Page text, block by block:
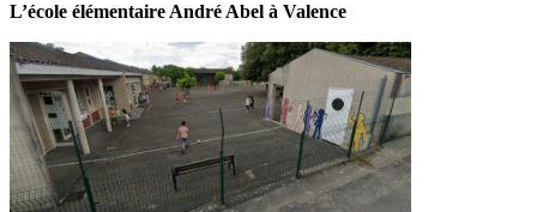
L’école élémentaire André Abel à Valence